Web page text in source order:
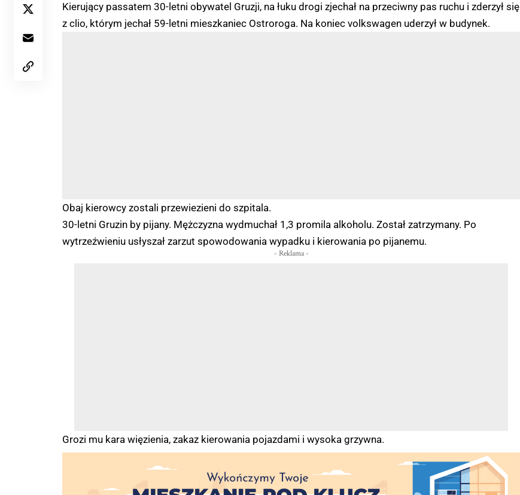
Kierujący passatem 30-letni obywatel Gruzji, na łuku drogi zjechał na przeciwny pas ruchu i zderzył się
z clio, którym jechał 59-letni mieszkaniec Ostroroga. Na koniec volkswagen uderzył w budynek.
Obaj kierowcy zostali przewiezieni do szpitala.
30-letni Gruzin by pijany. Mężczyzna wydmuchał 1,3 promila alkoholu. Został zatrzymany. Po
wytrzeźwieniu usłyszał zarzut spowodowania wypadku i kierowania po pijanemu.
- Reklama -
Grozi mu kara więzienia, zakaz kierowania pojazdami i wysoka grzywna.